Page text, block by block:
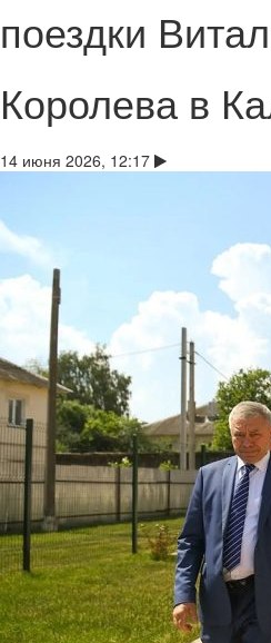
поездки
Королева в
14 июня 2026, 12:17